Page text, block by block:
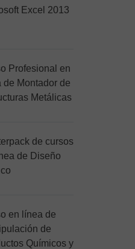
Excel 2013
Profesional en
de Montador de
Metálicas
de cursos
de Diseño
en línea de
de
Químicos y